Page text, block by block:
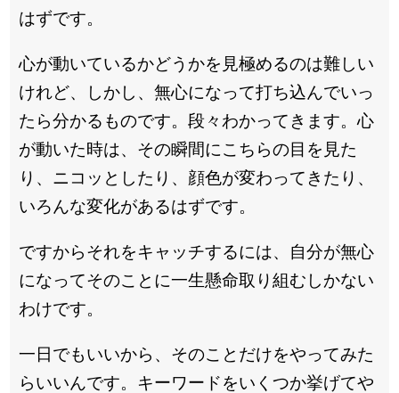
はずです。
心が動いているかどうかを見極めるのは難しい
けれど、しかし、無心になって打ち込んでいっ
たら分かるものです。段々わかってきます。心
が動いた時は、その瞬間にこちらの目を見た
り、ニコッとしたり、顔色が変わってきたり、
いろんな変化があるはずです。
ですからそれをキャッチするには、自分が無心
になってそのことに一生懸命取り組むしかない
わけです。
一日でもいいから、そのことだけをやってみた
らいいんです。キーワードをいくつか挙げてや